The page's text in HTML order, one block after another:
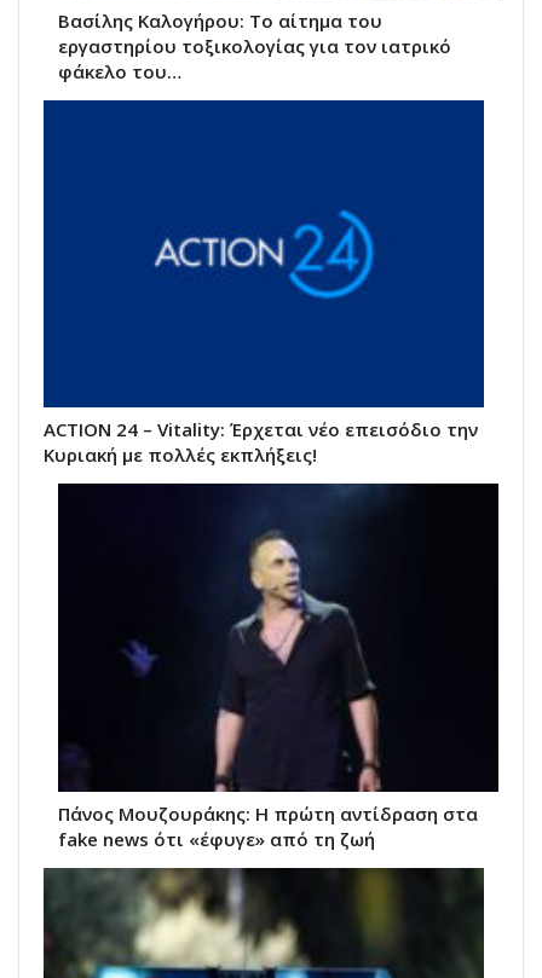
Βασίλης Καλογήρου: Το αίτημα του
εργαστηρίου τοξικολογίας για τον ιατρικό
φάκελο του…
ACTION 24 – Vitality: Έρχεται νέο επεισόδιο την
Κυριακή με πολλές εκπλήξεις!
Πάνος Μουζουράκης: Η πρώτη αντίδραση στα
fake news ότι «έφυγε» από τη ζωή